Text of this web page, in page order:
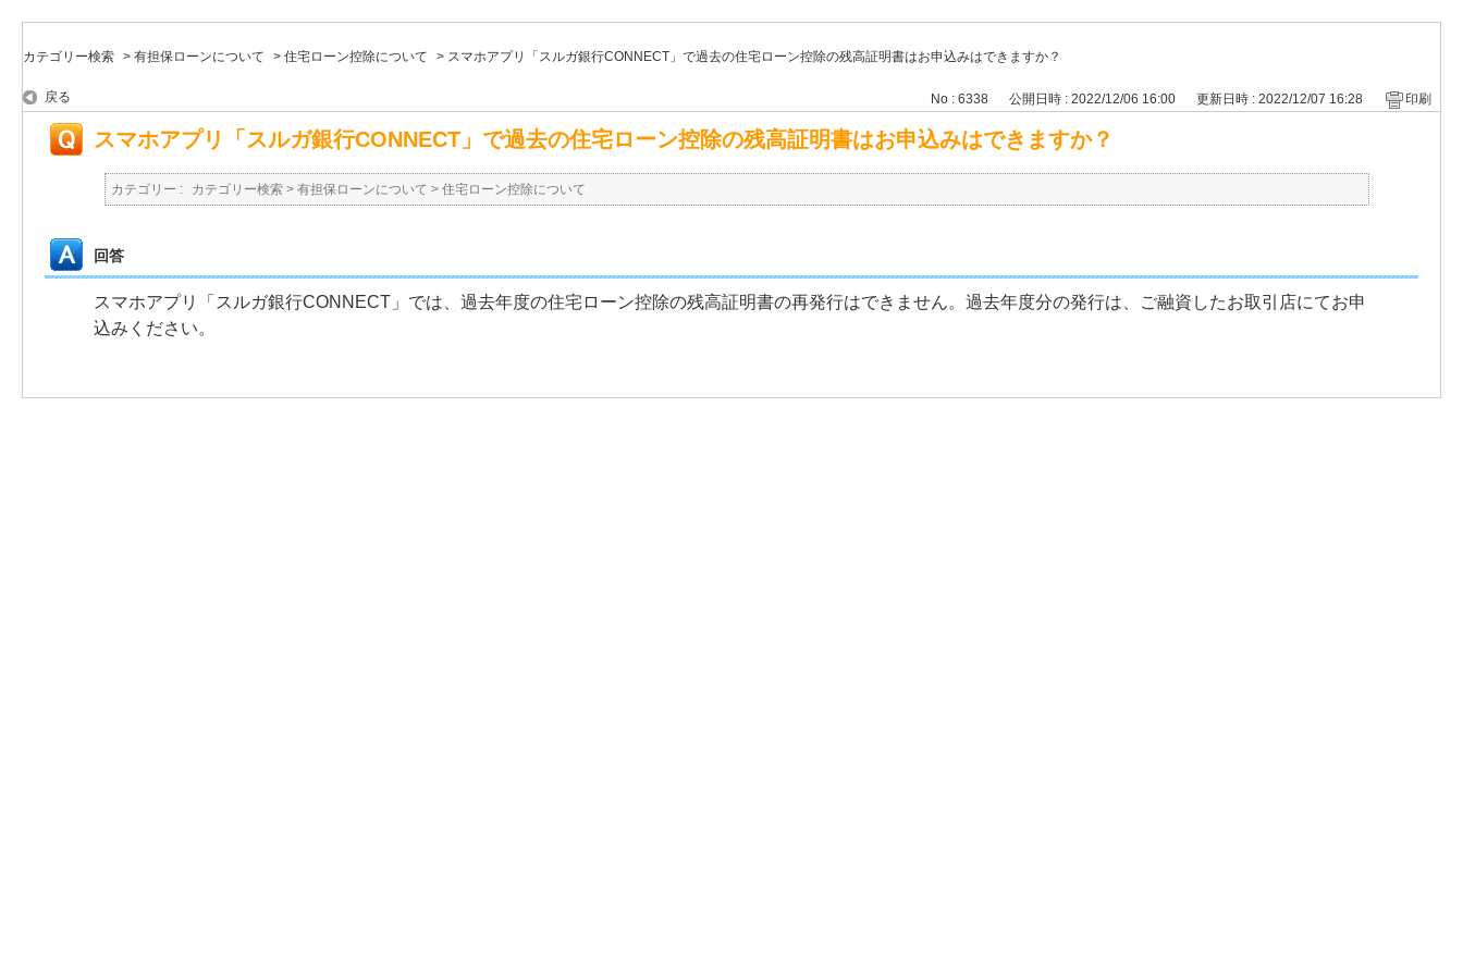
カテゴリー検索 > 有担保ローンについて > 住宅ローン控除について > スマホアプリ「スルガ銀行CONNECT」で過去の住宅ローン控除の残高証明書はお申込みはできますか？
戻る No : 6338 公開日時 : 2022/12/06 16:00 更新日時 : 2022/12/07 16:28 印刷
スマホアプリ「スルガ銀行CONNECT」で過去の住宅ローン控除の残高証明書はお申込みはできますか？
カテゴリー : カテゴリー検索 > 有担保ローンについて > 住宅ローン控除について
回答
スマホアプリ「スルガ銀行CONNECT」では、過去年度の住宅ローン控除の残高証明書の再発行はできません。過去年度分の発行は、ご融資したお取引店にてお申
込みください。